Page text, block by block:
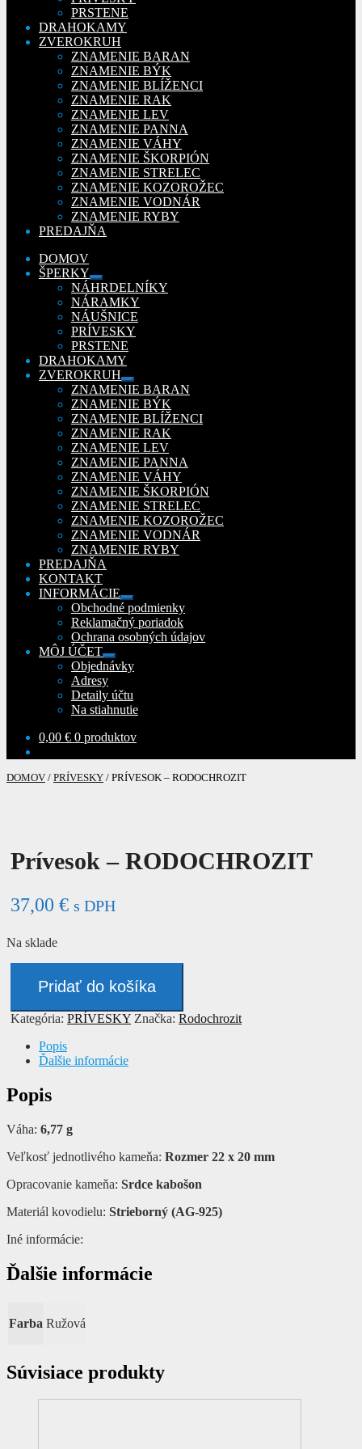
PRSTENE
DRAHOKAMY
ZVEROKRUH
ZNAMENIE BARAN
ZNAMENIE BÝK
ZNAMENIE BLÍŽENCI
ZNAMENIE RAK
ZNAMENIE LEV
ZNAMENIE PANNA
ZNAMENIE VÁHY
ZNAMENIE ŠKORPIÓN
ZNAMENIE STRELEC
ZNAMENIE KOZOROŽEC
ZNAMENIE VODNÁR
ZNAMENIE RYBY
PREDAJŇA
DOMOV
ŠPERKY
Rozbaliť
podradené
menu
NÁHRDELNÍKY
NÁRAMKY
NÁUŠNICE
PRÍVESKY
PRSTENE
DRAHOKAMY
ZVEROKRUH
Rozbaliť
podradené
menu
ZNAMENIE BARAN
ZNAMENIE BÝK
ZNAMENIE BLÍŽENCI
ZNAMENIE RAK
ZNAMENIE LEV
ZNAMENIE PANNA
ZNAMENIE VÁHY
ZNAMENIE ŠKORPIÓN
ZNAMENIE STRELEC
ZNAMENIE KOZOROŽEC
ZNAMENIE VODNÁR
ZNAMENIE RYBY
PREDAJŇA
KONTAKT
INFORMÁCIE
Rozbaliť
podradené
menu
Obchodné podmienky
Reklamačný poriadok
Ochrana osobných údajov
MÔJ ÚČET
Rozbaliť
podradené
Objednávky
Adresy
Detaily účtu
Na stiahnutie
0,00 € 0 produktov
DOMOV / PRÍVESKY / PRÍVESOK – RODOCHROZIT
Prívesok – RODOCHROZIT
37,00 € s DPH
Na sklade
Prívesok
RODOCHROZIT
Pridať do košíka
Kategória: PRÍVESKY Značka: Rodochrozit
Popis
Ďalšie informácie
Popis
Váha: 6,77 g
Veľkosť jednotlivého kameňa: Rozmer 22 x 20 mm
Opracovanie kameňa: Srdce kabošon
Materiál kovodielu: Strieborný (AG-925)
Iné informácie:
Ďalšie informácie
Farba Ružová
Súvisiace produkty